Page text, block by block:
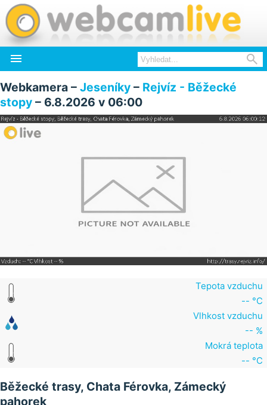
 
Webkamera – Jeseníky – Rejvíz - Běžecké
stopy – 6.8.2026 v 06:00
Tepota vzduchu
-- °C
Vlhkost vzduchu
-- %
Mokrá teplota
-- °C
Běžecké trasy, Chata Férovka, Zámecký
pahorek